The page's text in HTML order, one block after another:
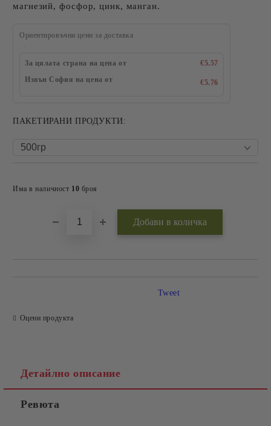
магнезий, фосфор, цинк, манган.
Ориентировъчни цени за доставка
За цялата страна на цена от
€5.57
Извън София на цена от
€5.76
ПАКЕТИРАНИ ПРОДУКТИ:
Има в наличност 10 броя
Оцени продукта
Tweet
Детайлно описание
Ревюта